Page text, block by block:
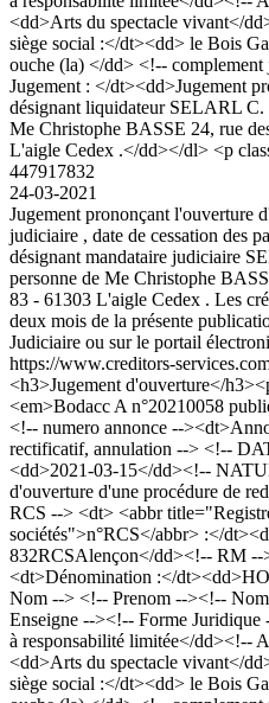
<dd>Arts du spectacle vivant</
siège social :</dt><dd> le Bois
ouche (la) </dd> <!--
Jugement : </dt><dd>Jugement
désignant liquidateur SELARL C.
Me Christophe BASSE 24, rue
L'aigle Cedex .</dd></dl> <p
447917832
24-03-2021
Jugement prononçant l'ouverture
judiciaire , date de cessation des
désignant mandataire judiciaire
personne de Me Christophe
83 - 61303 L'aigle Cedex . Les
deux mois de la présente
Judiciaire ou sur le portail
https://www.creditors-
<h3>Jugement d'ouverture</
<em>Bodacc A n°20210058
<!-- numero annonce --
rectificatif, annulation --> <!--
<dd>2021-03-15</dd><!--
d'ouverture d'une procédure de
RCS --> <dt> <abbr
sociétés">n°RCS</abbr> :</
832RCSAlençon</dd><!-- RM --
<dt>Dénomination :</
Nom --> <!-- Prenom --><!--
Enseigne --><!-- Forme
à responsabilité limitée</dd><!--
<dd>Arts du spectacle vivant</
siège social :</dt><dd> le Bois